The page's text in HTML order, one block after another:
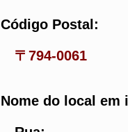
Código Postal:
〒794-0061
Nome do local em